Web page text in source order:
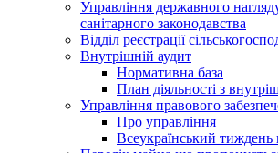
Управління державного
санітарного законодавства
Відділ реєстрації
Внутрішній аудит
Нормативна база
План діяльності з
Управління правового
Про управління
Всеукраїнський тиждень